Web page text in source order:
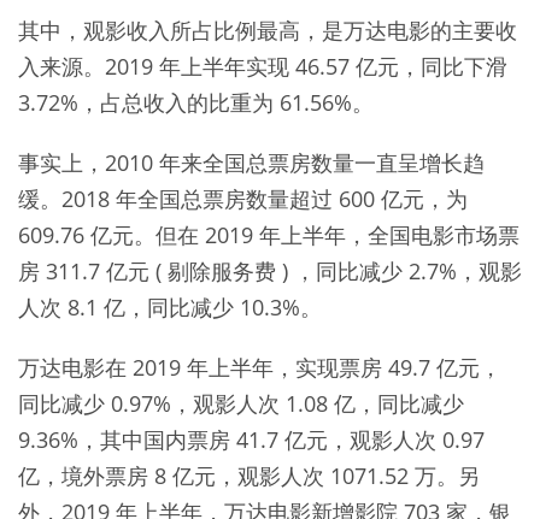
其中，观影收入所占比例最高，是万达电影的主要收
入来源。2019 年上半年实现 46.57 亿元，同比下滑
3.72%，占总收入的比重为 61.56%。
事实上，2010 年来全国总票房数量一直呈增长趋
缓。2018 年全国总票房数量超过 600 亿元，为
609.76 亿元。但在 2019 年上半年，全国电影市场票
房 311.7 亿元 ( 剔除服务费 ) ，同比减少 2.7%，观影
人次 8.1 亿，同比减少 10.3%。
万达电影在 2019 年上半年，实现票房 49.7 亿元，
同比减少 0.97%，观影人次 1.08 亿，同比减少
9.36%，其中国内票房 41.7 亿元，观影人次 0.97
亿，境外票房 8 亿元，观影人次 1071.52 万。另
外，2019 年上半年，万达电影新增影院 703 家，银